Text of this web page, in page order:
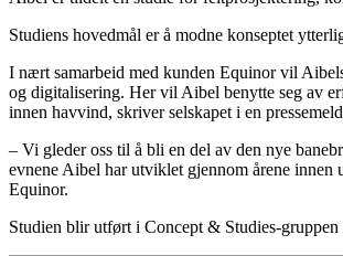
Studiens hovedmål er å modne konseptet
I nært samarbeid med kunden Equinor vil
og digitalisering. Her vil Aibel benytte seg av
innen havvind, skriver selskapet i en
– Vi gleder oss til å bli en del av den nye
evnene Aibel har utviklet gjennom årene innen
Equinor.
Studien blir utført i Concept & Studies-